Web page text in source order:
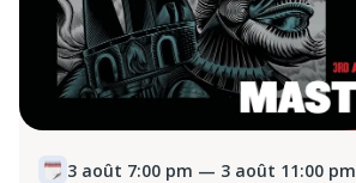
3 août 7:00 pm — 3 août 11:00 pm